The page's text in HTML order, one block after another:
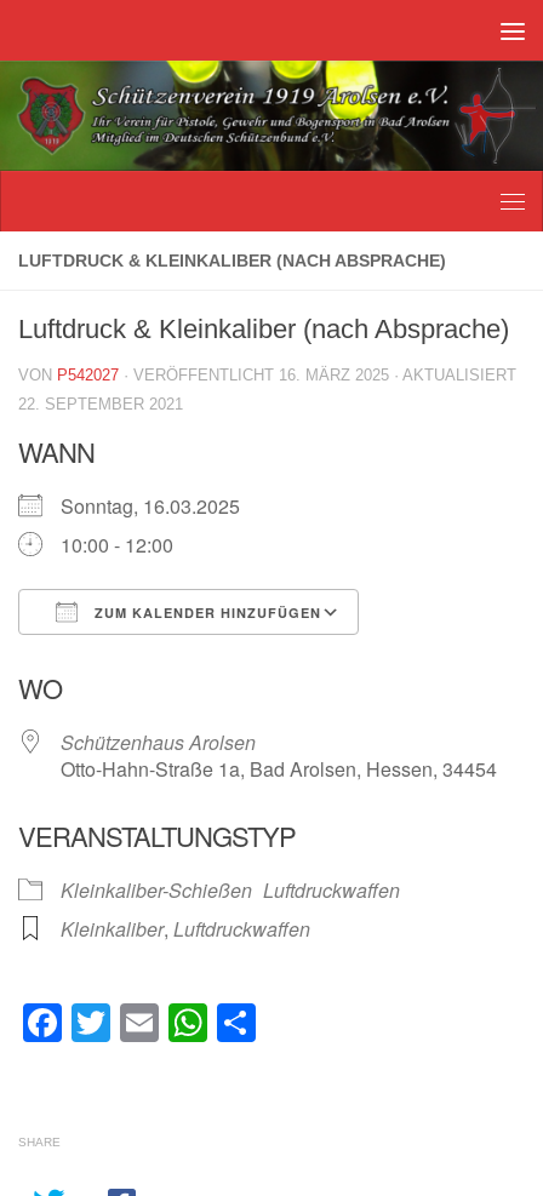
LUFTDRUCK & KLEINKALIBER (NACH ABSPRACHE)
Luftdruck & Kleinkaliber (nach Absprache)
VON P542027 · VERÖFFENTLICHT 16. MÄRZ 2025 · AKTUALISIERT
22. SEPTEMBER 2021
WANN
Sonntag, 16.03.2025
10:00 - 12:00
ZUM KALENDER HINZUFÜGEN
WO
Schützenhaus Arolsen
Otto-Hahn-Straße 1a, Bad Arolsen, Hessen, 34454
VERANSTALTUNGSTYP
Kleinkaliber-Schießen Luftdruckwaffen
Kleinkaliber, Luftdruckwaffen
Facebook
Twitter
EmailWhatsApp
SHARE